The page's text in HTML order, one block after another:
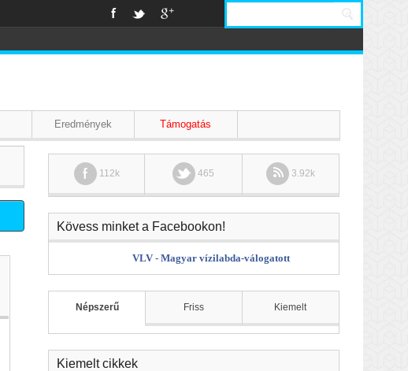
Eredmények Támogatás
112k 465 3.92k
Kövess minket a Facebookon!
VLV - Magyar vízilabda-válogatott
Népszerű Friss Kiemelt
Kiemelt cikkek